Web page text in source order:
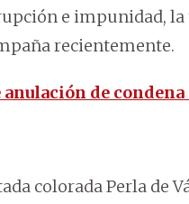
e impunidad,
recientemente.
anulación de
colorada Perla de